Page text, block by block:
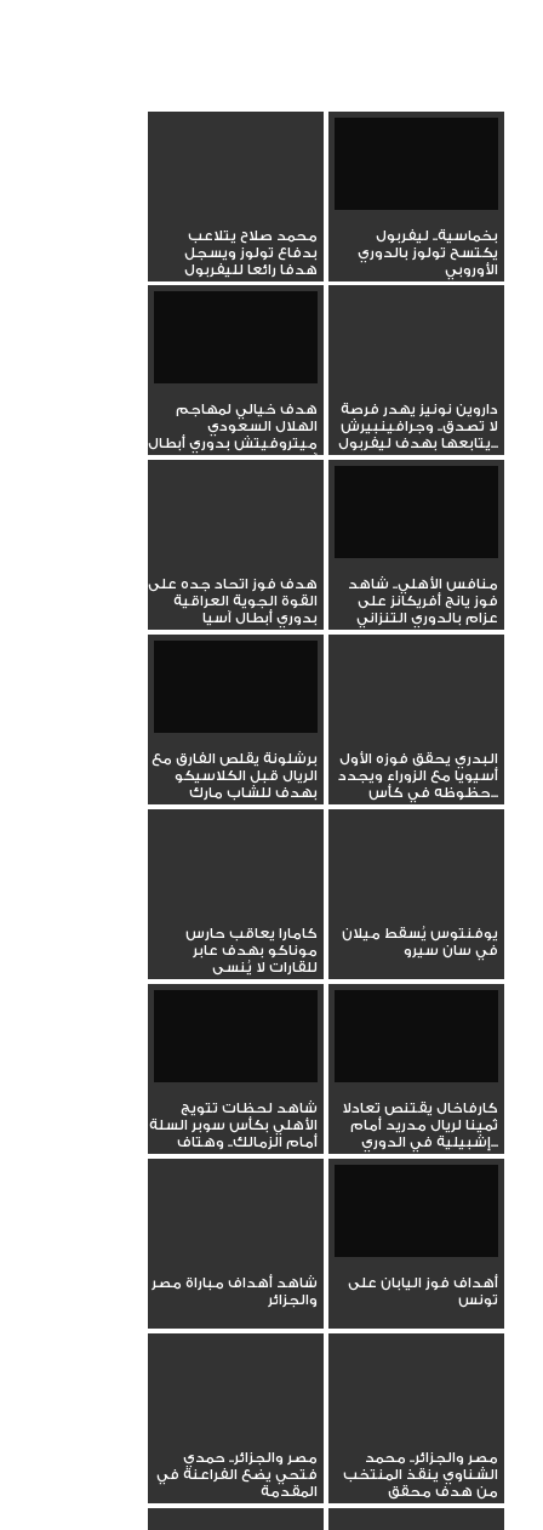
بخماسية.. ليفربول
يكتسح تولوز بالدوري
الأوروبي
محمد صلاح يتلاعب
بدفاع تولوز ويسجل
هدفا رائعا لليفربول
بالدوري...
داروين نونيز يهدر فرصة
لا تصدق.. وجرافينبيرش
يتابعها بهدف ليفربول...
هدف خيالي لمهاجم
الهلال السعودي
ميتروفيتش بدوري أبطال
آسيا
منافس الأهلي.. شاهد
فوز يانج أفريكانز على
عزام بالدوري التنزاني
هدف فوز اتحاد جده على
القوة الجوية العراقية
بدوري أبطال آسيا
البدري يحقق فوزه الأول
أسيويا مع الزوراء ويجدد
حظوظه في كأس...
برشلونة يقلص الفارق مع
الريال قبل الكلاسيكو
بهدف للشاب مارك
جويو...
يوفنتوس يُسقط ميلان
في سان سيرو
كامارا يعاقب حارس
موناكو بهدف عابر
للقارات لا يُنسى
كارفاخال يقتنص تعادلا
ثمينا لريال مدريد أمام
إشبيلية في الدوري...
شاهد لحظات تتويج
الأهلي بكأس سوبر السلة
أمام الزمالك.. وهتاف
خاص...
أهداف فوز اليابان على
تونس
شاهد أهداف مباراة مصر
والجزائر
مصر والجزائر.. محمد
الشناوي ينقذ المنتخب
من هدف محقق
مصر والجزائر.. حمدي
فتحي يضع الفراعنة في
المقدمة